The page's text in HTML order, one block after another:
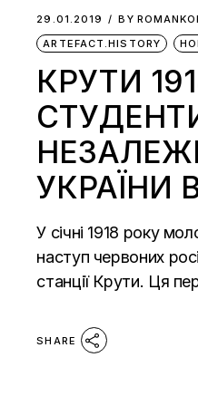
29.01.2019 BY
ARTEFACT.HISTORY
КРУТИ
УКРАЇНИ
У січні 1918 року
наступ червоних
станції Крути. Ця
SHARE